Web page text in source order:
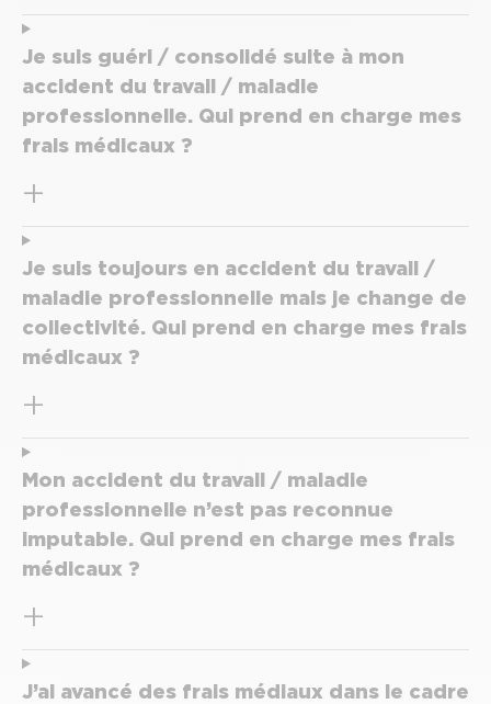
Je suis guéri / consolidé suite à mon
accident du travail / maladie
professionnelle. Qui prend en charge mes
frais médicaux ?
Je suis toujours en accident du travail /
maladie professionnelle mais je change de
collectivité. Qui prend en charge mes frais
médicaux ?
Mon accident du travail / maladie
professionnelle n’est pas reconnue
imputable. Qui prend en charge mes frais
médicaux ?
J’ai avancé des frais médiaux dans le cadre